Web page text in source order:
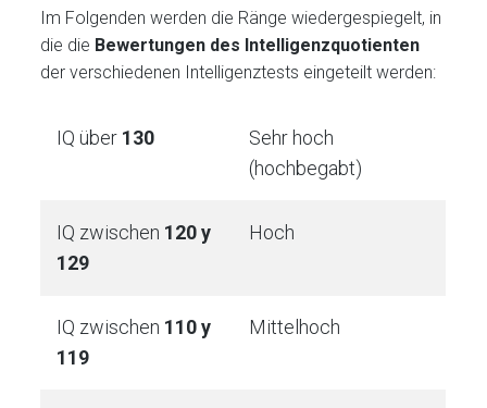
Im Folgenden werden die Ränge wiedergespiegelt, in
die die Bewertungen des Intelligenzquotienten
der verschiedenen Intelligenztests eingeteilt werden:
IQ über 130
Sehr hoch
(hochbegabt)
IQ zwischen 120 y
129
Hoch
IQ zwischen 110 y
119
Mittelhoch